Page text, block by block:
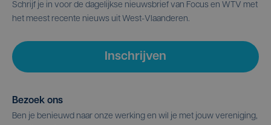
Schrijf je in voor de dagelijkse nieuwsbrief van Focus en WTV met
het meest recente nieuws uit West-Vlaanderen.
Inschrijven
Bezoek ons
Ben je benieuwd naar onze werking en wil je met jouw vereniging,